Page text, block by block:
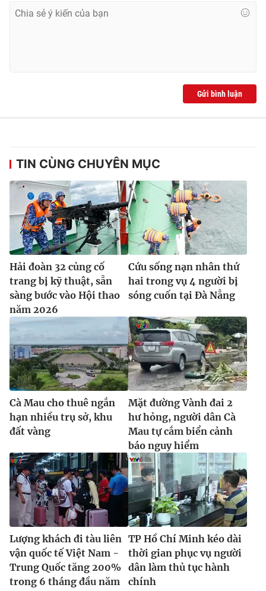
Gửi bình luận
TIN CÙNG CHUYÊN MỤC
Hải đoàn 32 củng cố
trang bị kỹ thuật, sẵn
sàng bước vào Hội thao
năm 2026
Cứu sống nạn nhân thứ
hai trong vụ 4 người bị
sóng cuốn tại Đà Nẵng
Cà Mau cho thuê ngắn
hạn nhiều trụ sở, khu
đất vàng
Mặt đường Vành đai 2
hư hỏng, người dân Cà
Mau tự cắm biển cảnh
báo nguy hiểm
Lượng khách đi tàu liên
vận quốc tế Việt Nam -
Trung Quốc tăng 200%
trong 6 tháng đầu năm
TP Hồ Chí Minh kéo dài
thời gian phục vụ người
dân làm thủ tục hành
chính